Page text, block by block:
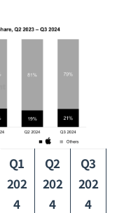
Q1
202
4
Q2
202
4
Q3
202
4